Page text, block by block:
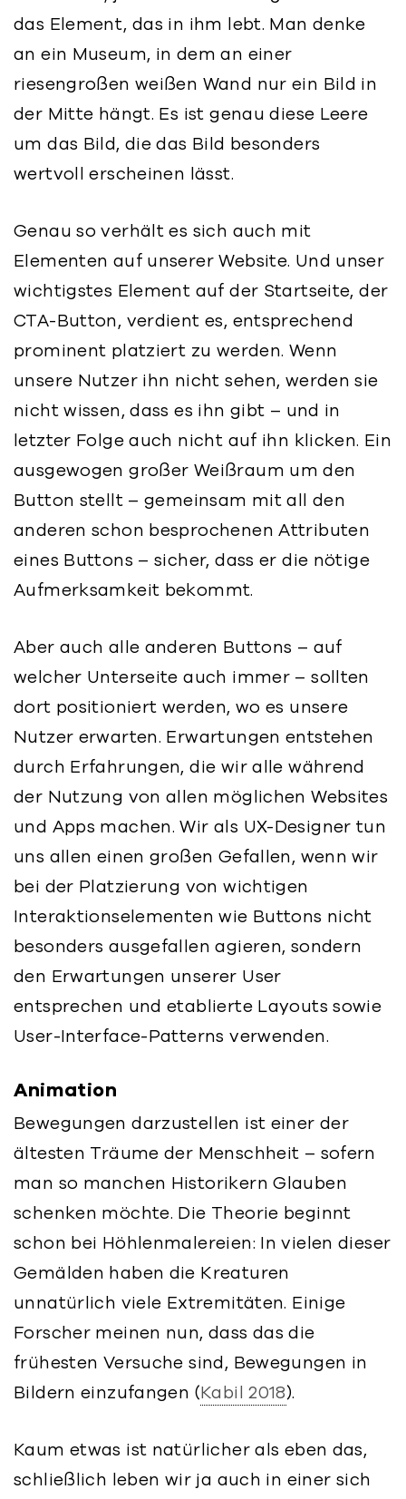
das Element, das in ihm lebt. Man denke
an ein Museum, in dem an einer
riesengroßen weißen Wand nur ein Bild in
der Mitte hängt. Es ist genau diese Leere
um das Bild, die das Bild besonders
wertvoll erscheinen lässt.
Genau so verhält es sich auch mit
Elementen auf unserer Website. Und unser
wichtigstes Element auf der Startseite, der
CTA-Button, verdient es, entsprechend
prominent platziert zu werden. Wenn
unsere Nutzer ihn nicht sehen, werden sie
nicht wissen, dass es ihn gibt – und in
letzter Folge auch nicht auf ihn klicken. Ein
ausgewogen großer Weißraum um den
Button stellt – gemeinsam mit all den
anderen schon besprochenen Attributen
eines Buttons – sicher, dass er die nötige
Aufmerksamkeit bekommt.
Aber auch alle anderen Buttons – auf
welcher Unterseite auch immer – sollten
dort positioniert werden, wo es unsere
Nutzer erwarten. Erwartungen entstehen
durch Erfahrungen, die wir alle während
der Nutzung von allen möglichen Websites
und Apps machen. Wir als UX-Designer tun
uns allen einen großen Gefallen, wenn wir
bei der Platzierung von wichtigen
Interaktionselementen wie Buttons nicht
besonders ausgefallen agieren, sondern
den Erwartungen unserer User
entsprechen und etablierte Layouts sowie
User-Interface-Patterns verwenden.
Animation
Bewegungen darzustellen ist einer der
ältesten Träume der Menschheit – sofern
man so manchen Historikern Glauben
schenken möchte. Die Theorie beginnt
schon bei Höhlenmalereien: In vielen dieser
Gemälden haben die Kreaturen
unnatürlich viele Extremitäten. Einige
Forscher meinen nun, dass das die
frühesten Versuche sind, Bewegungen in
Bildern einzufangen (Kabil 2018).
Kaum etwas ist natürlicher als eben das,
schließlich leben wir ja auch in einer sich